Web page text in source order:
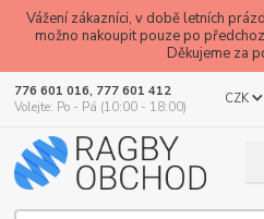
Vážení zákazníci, v době letních
možno nakoupit pouze po
Děkujeme za
CZK
776 601 016, 777 601 412
Volejte: Po - Pá (10:00 - 18:00)